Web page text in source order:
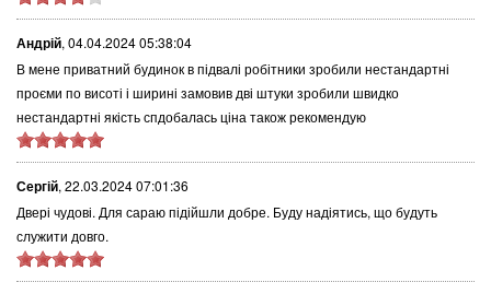
Андрій, 04.04.2024 05:38:04
В мене приватний будинок в підвалі робітники зробили нестандартні
проєми по висоті і ширині замовив дві штуки зробили швидко
нестандартні якість спдобалась ціна також рекомендую
Сергій, 22.03.2024 07:01:36
Двері чудові. Для сараю підійшли добре. Буду надіятись, що будуть
служити довго.